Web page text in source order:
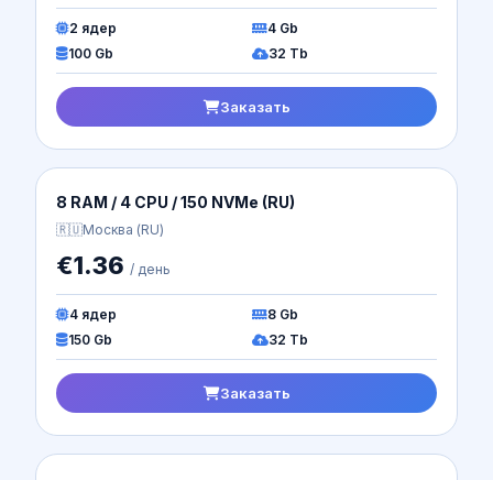
2 ядер
5 Gb
35 Gb
Безлимит
Заказать
Nova AMD| DE-1 (EU)
🇩🇪Германия (DE)
€1.60 / день
4 ядер
10 Gb
70 Gb
Безлимит
Заказать